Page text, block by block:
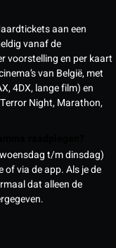
aan een
vanaf de
voorstelling en per kaart
van België, met
4DX, lange film) en
Night, Marathon,
t/m dinsdag)
via de app. Als je de
dat alleen de